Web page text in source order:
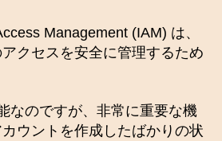
Management (IAM) は、
クセスを安全に管理するため
なのですが、非常に重要な機
ウントを作成したばかりの状